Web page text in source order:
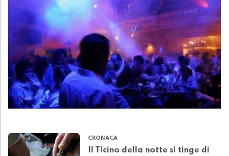
CRONACA
Il Ticino della notte si tinge di